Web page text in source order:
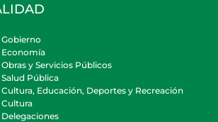
Economía
y Servicios Públicos
Pública
Educación, Deportes y Recreación
Cultura